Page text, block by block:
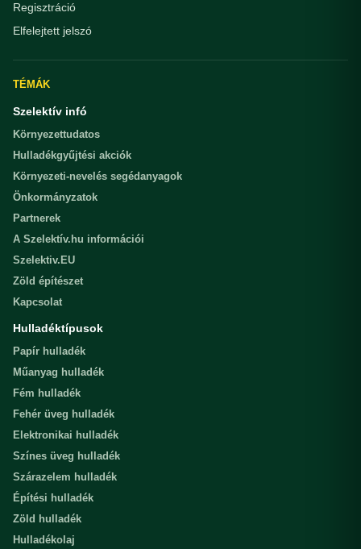
Regisztráció
Elfelejtett jelszó
TÉMÁK
Szelektív infó
Környezettudatos
Hulladékgyűjtési akciók
Környezeti-nevelés segédanyagok
Önkormányzatok
Partnerek
A Szelektív.hu információi
Szelektiv.EU
Zöld építészet
Kapcsolat
Hulladéktípusok
Papír hulladék
Műanyag hulladék
Fém hulladék
Fehér üveg hulladék
Elektronikai hulladék
Színes üveg hulladék
Szárazelem hulladék
Építési hulladék
Zöld hulladék
Hulladékolaj